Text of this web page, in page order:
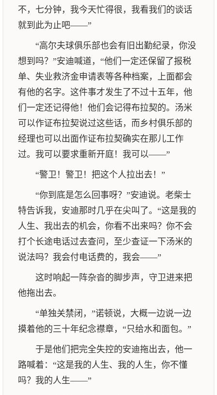
不，七分钟，我今天忙得很，我看我们的谈话
就到此为止吧——”
“高尔夫球俱乐部也会有旧出勤纪录，你没
想到吗？”安迪喊道，“他们一定还保留了报税
单、失业救济金申请表等各种档案，上面都会
有他的名字。这件事才发生了不过十五年，他
们一定还记得他！他们会记得布拉契的。汤米
可以作证布拉契说过这些话，而乡村俱乐部的
经理也可以出面作证布拉契确实在那儿工作
过。我可以要求重新开庭！我可以——”
“警卫！警卫！把这个人拉出去！”
“你到底是怎么回事呀？”安迪说。老柴士
特告诉我，安迪那时几乎在尖叫了。“这是我的
人生、我出去的机会，你看不出来吗？你不会
打个长途电话过去查问，至少查证一下汤米的
说法吗？我会付电话费的，我会——”
这时响起一阵杂沓的脚步声，守卫进来把
他拖出去。
“单独关禁闭，”诺顿说，大概一边说一边
摸着他的三十年纪念襟章，“只给水和面包。”
于是他们把完全失控的安迪拖出去，他一
路喊着：“这是我的人生、我的人生，你不懂
吗？我的人生——”